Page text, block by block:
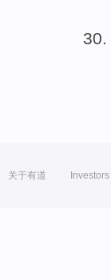
关于有道 Investors